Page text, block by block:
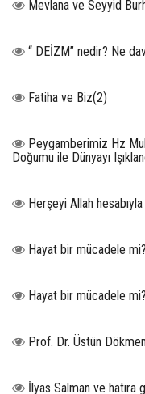
Mevlana ve Seyyid
“ DEİZM” nedir? Ne
Fatiha ve Biz(2)
Peygamberimiz Hz
Doğumu ile Dünyayı
Herşeyi Allah
Hayat bir mücadele
Hayat bir mücadele
Prof. Dr. Üstün
İlyas Salman ve hatıra